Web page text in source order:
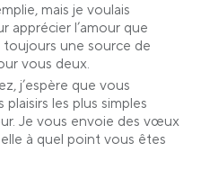
mais je voulais
apprécier l’amour que
toujours une source de
vous deux.
j’espère que vous
les plus simples
Je vous envoie des vœux
à quel point vous êtes